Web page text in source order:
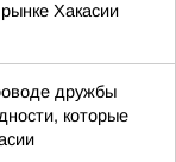
Хакасии
дружбы
которые